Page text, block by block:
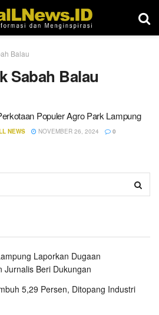
Balau
Sabah Balau
Populer Agro Park Lampung
NEWS NOVEMBER 26, 2024 0
Laporkan Dugaan
Jurnalis Beri Dukungan
5,29 Persen, Ditopang Industri